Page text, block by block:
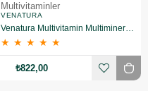
Multivitaminler
VENATURA
Venatura Multivitamin Multimineral ve DHA 30 Kapsül 2 Adet
★ ★ ★ ★ ★
₺822,00